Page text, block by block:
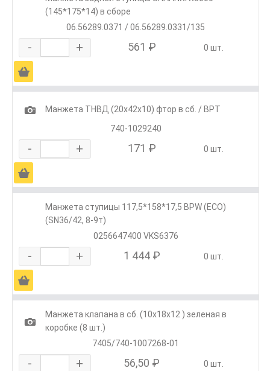
(145*175*14) в сборе
06.56289.0371 / 06.56289.0331/135
- + 561 ₽ 0 шт.
Ä
1
Манжета ТНВД (20х42х10) фтор в сб. / ВРТ
740-1029240
- + 171 ₽ 0 шт.
Ä
Манжета ступицы 117,5*158*17,5 BPW (ECO)
(SN36/42, 8-9т)
0256647400 VKS6376
- + 1 444 ₽ 0 шт.
Ä
1
Манжета клапана в сб. (10х18х12 ) зеленая в
коробке (8 шт.)
7405/740-1007268-01
- + 56,50 ₽ 0 шт.